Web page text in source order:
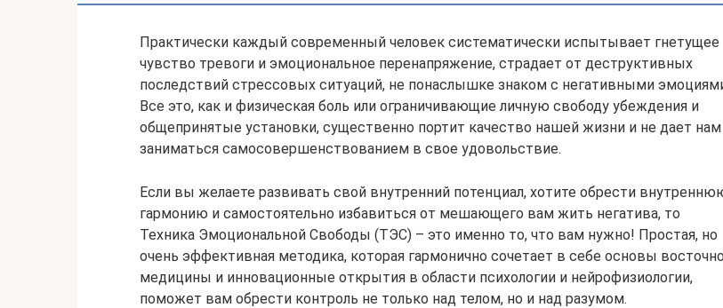
Практически каждый современный человек систематически испытывает гнетущее
чувство тревоги и эмоциональное перенапряжение, страдает от деструктивных
последствий стрессовых ситуаций, не понаслышке знаком с негативными
Все это, как и физическая боль или ограничивающие личную свободу убеждения и
общепринятые установки, существенно портит качество нашей жизни и не дает нам
заниматься самосовершенствованием в свое удовольствие.
Если вы желаете развивать свой внутренний потенциал, хотите обрести
гармонию и самостоятельно избавиться от мешающего вам жить негатива, то
Техника Эмоциональной Свободы (ТЭС) – это именно то, что вам нужно! Простая, но
очень эффективная методика, которая гармонично сочетает в себе основы
медицины и инновационные открытия в области психологии и нейрофизиологии,
поможет вам обрести контроль не только над телом, но и над разумом.